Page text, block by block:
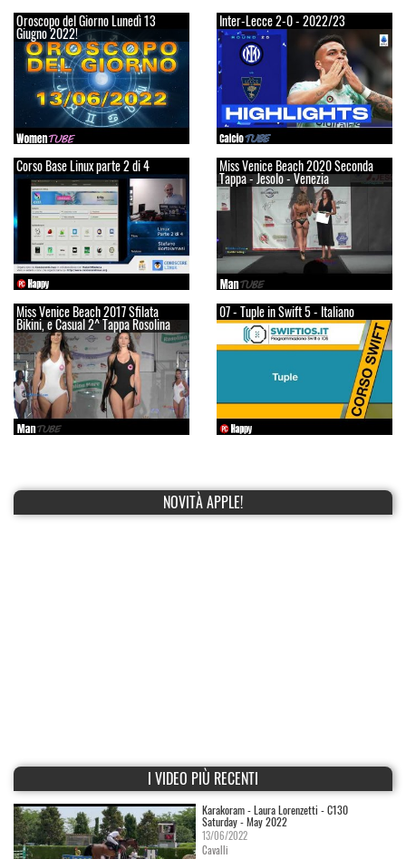
Oroscopo del Giorno Lunedì 13
Giugno 2022!
Inter-Lecce 2-0 - 2022/23
Corso Base Linux parte 2 di 4 Miss Venice Beach 2020 Seconda
Tappa - Jesolo - Venezia
Miss Venice Beach 2017 Sfilata
Bikini, e Casual 2^ Tappa Rosolina
07 - Tuple in Swift 5 - Italiano
NOVITÀ APPLE!
I VIDEO PIÙ RECENTI
Karakoram - Laura Lorenzetti - C130
Saturday - May 2022
13/06/2022
Cavalli